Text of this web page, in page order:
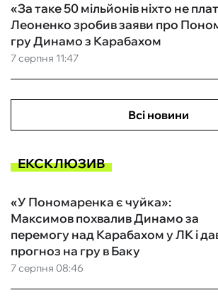
7 серпня 11:47
«За таке 50 мільйонів ніхто не
Леоненко зробив заяви про
гру Динамо з Карабахом
Всі новини
ЕКСКЛЮЗИВ
7 серпня 08:46
«У Пономаренка є чуйка»:
Максимов похвалив Динамо за
перемогу над Карабахом у ЛК і
прогноз на гру в Баку